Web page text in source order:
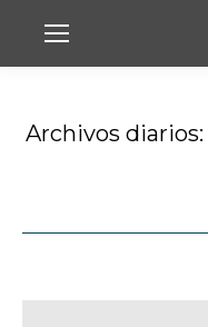
Archivos diarios: